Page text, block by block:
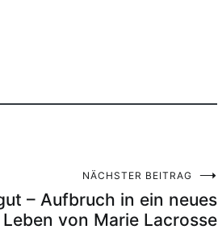
NÄCHSTER BEITRAG
– Aufbruch in ein neues
Leben von Marie Lacrosse